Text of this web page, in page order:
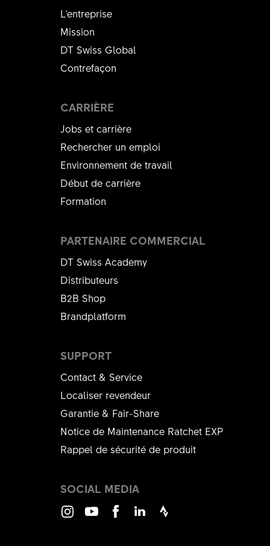
L'entreprise
Mission
DT Swiss Global
Contrefaçon
CARRIÈRE
Jobs et carrière
Rechercher un emploi
Environnement de travail
Début de carrière
Formation
SUPPORT
Contact & Service
Localiser revendeur
Garantie & Fair-Share
Notice de Maintenance Ratchet EXP
Rappel de sécurité de produit
PARTENAIRE COMMERCIAL
DT Swiss Academy
Distributeurs
B2B Shop
Brandplatform
SOCIAL MEDIA